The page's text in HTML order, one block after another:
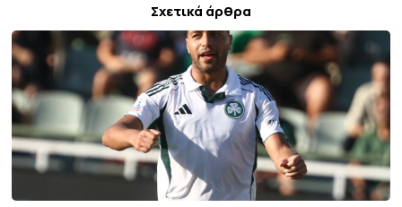
Σχετικά άρθρα